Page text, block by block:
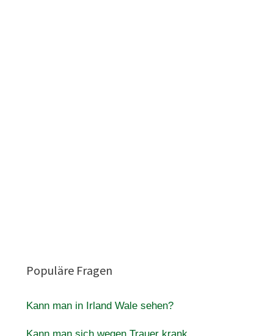
Populäre Fragen
Kann man in Irland Wale sehen?